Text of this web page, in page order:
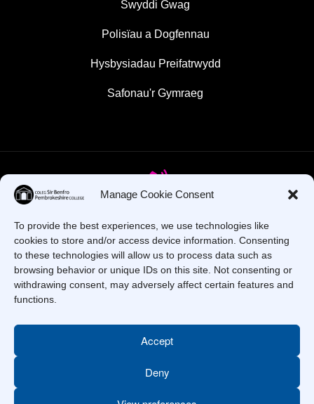
Manage Cookie Consent
To provide the best experiences, we use technologies like
cookies to store and/or access device information. Consenting
to these technologies will allow us to process data such as
browsing behavior or unique IDs on this site. Not consenting or
withdrawing consent, may adversely affect certain features and
functions.
Accept
Deny
Swyddi Gwag
Polisïau a Dogfennau
Hysbysiadau Preifatrwydd
Safonau'r Gymraeg
Oes gennych chi gwestiynau? Ffoniwch ni!
+44 1437 753 000
Hawlfraint © 2025 – . Cedwir Pob Hawl.